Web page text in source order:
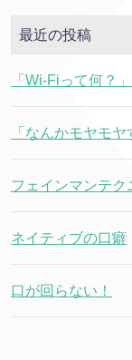
最近の投稿
「Wi-Fiって何？
「なんかモヤモ
フェインマンテク
ネイティブの口癖
口が回らない！